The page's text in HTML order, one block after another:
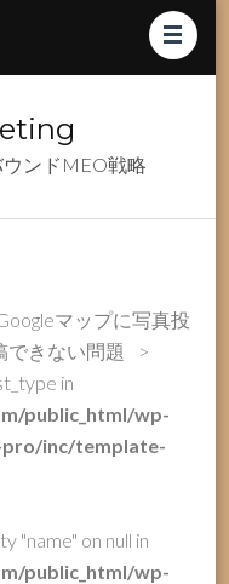
ンドMEO戦略
マップに写真投
できない問題
>
in
public_html/wp-
inc/template-
"name" on null in
public_html/wp-